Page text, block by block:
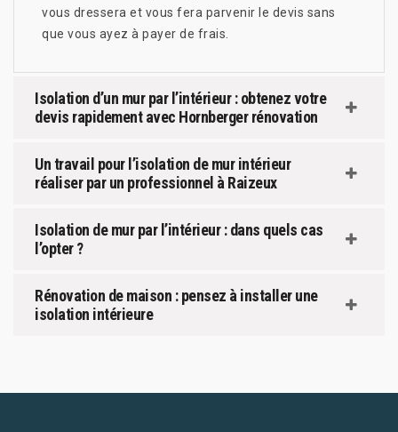
vous dressera et vous fera parvenir le devis sans
que vous ayez à payer de frais.
Isolation d’un mur par l’intérieur : obtenez votre
devis rapidement avec Hornberger rénovation
Un travail pour l’isolation de mur intérieur
réaliser par un professionnel à Raizeux
Isolation de mur par l’intérieur : dans quels cas
l’opter ?
Rénovation de maison : pensez à installer une
isolation intérieure